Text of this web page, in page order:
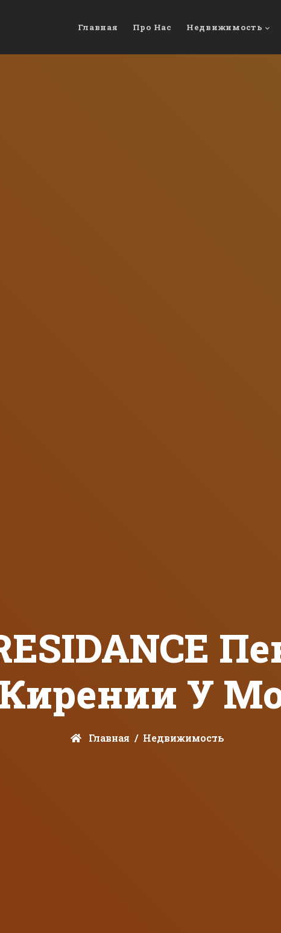
Главная Про Нас Недвижимость
У
Главная Недвижимость